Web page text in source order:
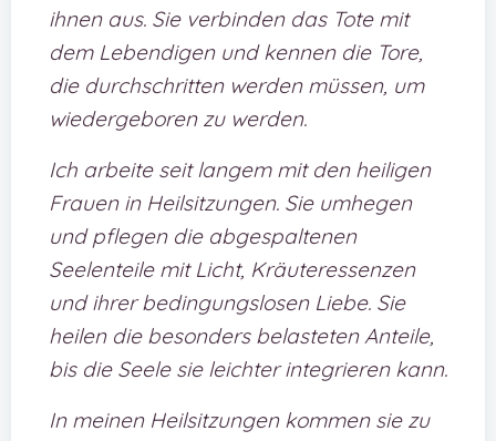
ihnen aus. Sie verbinden das Tote mit
dem Lebendigen und kennen die Tore,
die durchschritten werden müssen, um
wiedergeboren zu werden.
Ich arbeite seit langem mit den heiligen
Frauen in Heilsitzungen. Sie umhegen
und pflegen die abgespaltenen
Seelenteile mit Licht, Kräuteressenzen
und ihrer bedingungslosen Liebe. Sie
heilen die besonders belasteten Anteile,
bis die Seele sie leichter integrieren kann.
In meinen Heilsitzungen kommen sie zu